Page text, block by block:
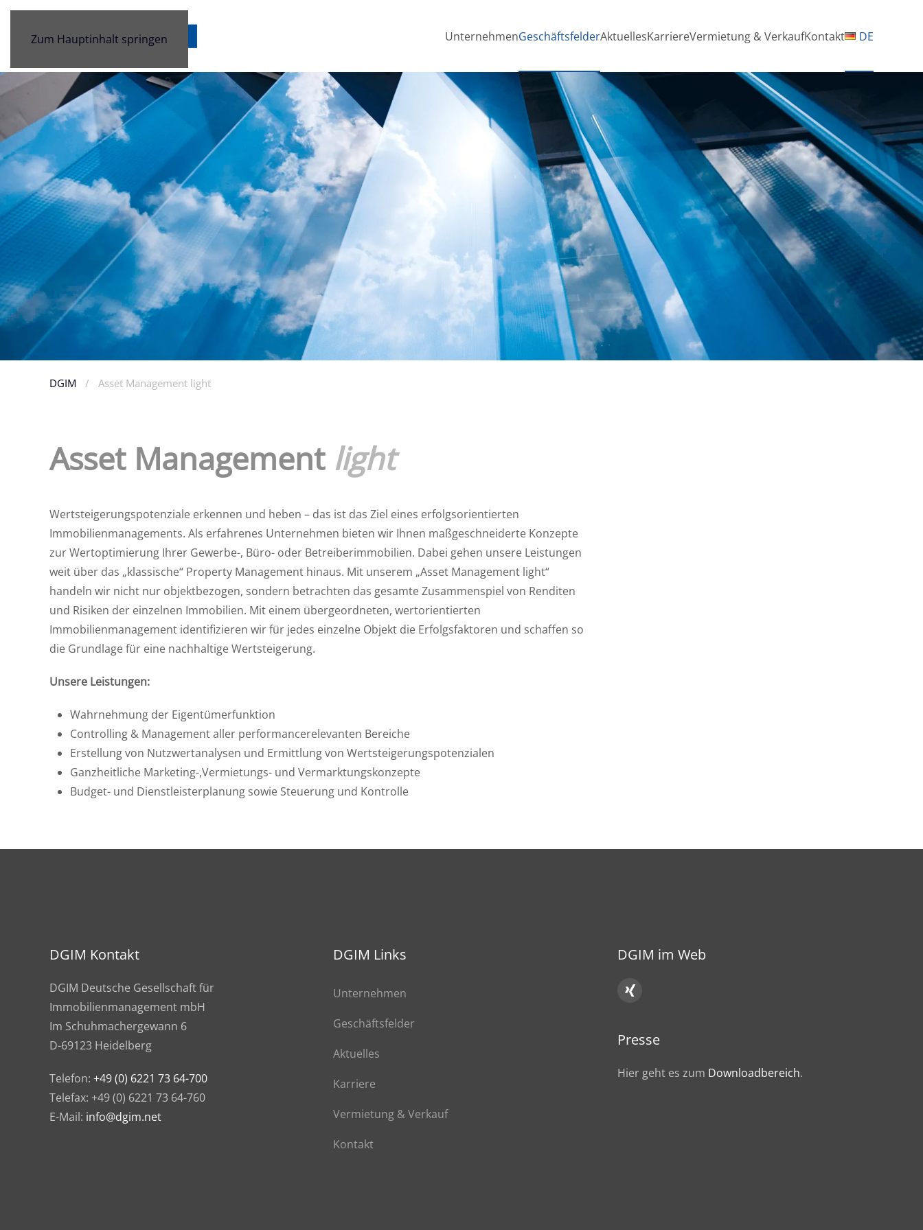
Zum Hauptinhalt springen UnternehmenGeschäftsfelderAktuellesKarriereVermietung & VerkaufKontakt DE
DGIM Asset Management light
Asset Management light
Wertsteigerungspotenziale erkennen und heben – das ist das Ziel eines erfolgsorientierten
Immobilienmanagements. Als erfahrenes Unternehmen bieten wir Ihnen maßgeschneiderte Konzepte
zur Wertoptimierung Ihrer Gewerbe-, Büro- oder Betreiberimmobilien. Dabei gehen unsere Leistungen
weit über das „klassische“ Property Management hinaus. Mit unserem „Asset Management light“
handeln wir nicht nur objektbezogen, sondern betrachten das gesamte Zusammenspiel von Renditen
und Risiken der einzelnen Immobilien. Mit einem übergeordneten, wertorientierten
Immobilienmanagement identifizieren wir für jedes einzelne Objekt die Erfolgsfaktoren und schaffen so
die Grundlage für eine nachhaltige Wertsteigerung.
Unsere Leistungen:
Wahrnehmung der Eigentümerfunktion
Controlling & Management aller performancerelevanten Bereiche
Erstellung von Nutzwertanalysen und Ermittlung von Wertsteigerungspotenzialen
Ganzheitliche Marketing-,Vermietungs- und Vermarktungskonzepte
Budget- und Dienstleisterplanung sowie Steuerung und Kontrolle
DGIM Kontakt
DGIM Deutsche Gesellschaft für
Immobilienmanagement mbH
Im Schuhmachergewann 6
D-69123 Heidelberg
Telefon: +49 (0) 6221 73 64-700
Telefax: +49 (0) 6221 73 64-760
E-Mail: info@dgim.net
DGIM Links
Unternehmen
Geschäftsfelder
Aktuelles
Karriere
Vermietung & Verkauf
Kontakt
DGIM im Web
Presse
Hier geht es zum Downloadbereich.